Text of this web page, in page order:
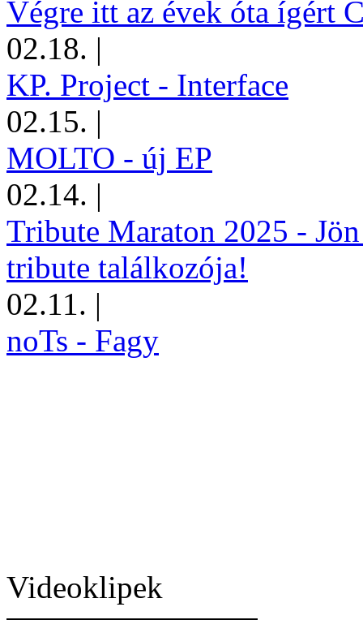
Végre itt az évek óta ígért
02.18. |
KP. Project - Interface
02.15. |
MOLTO - új EP
02.14. |
Tribute Maraton 2025 -
tribute találkozója!
02.11. |
noTs - Fagy
Videoklipek